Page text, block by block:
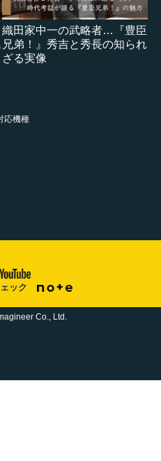
織田家中一の武略者…『豊臣
兄弟！』秀吉と秀長の知られ
ざる実像
応機種
ック
Co., Ltd.